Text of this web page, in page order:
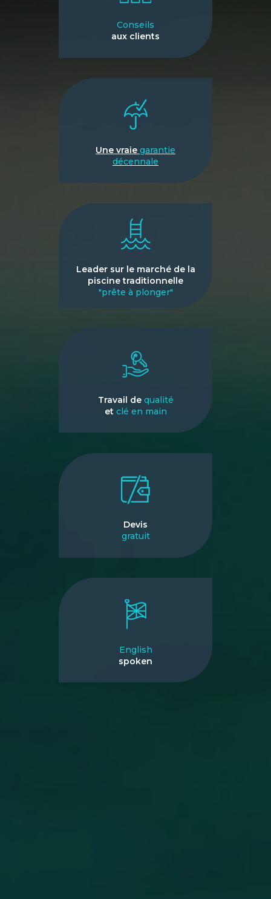
Conseils
aux clients
Une vraie garantie
décennale
Leader sur le marché de la
piscine traditionnelle
"prête à plonger"
Travail de qualité
et clé en main
Devis
gratuit
English
spoken